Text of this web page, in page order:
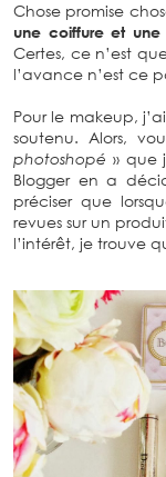
Chose promise
une coiffure et
Certes, ce n’est
l’avance n’est ce
Pour le makeup,
soutenu. Alors,
photoshopé » que
Blogger en a
préciser que
revues sur un
l’intérêt, je trouve